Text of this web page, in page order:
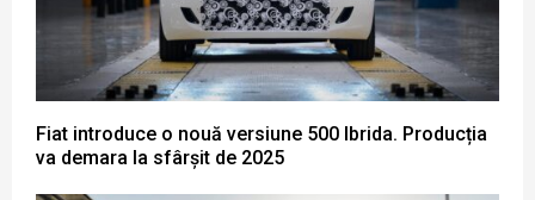
Fiat introduce o nouă versiune 500 Ibrida. Producția
va demara la sfârșit de 2025